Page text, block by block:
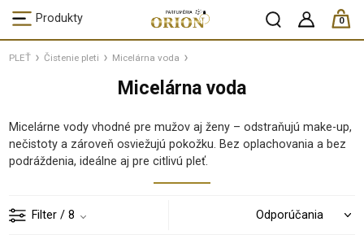
Produkty 0
ks /
PLEŤ Čistenie pleti Micelárna voda
Micelárna voda
Micelárne vody vhodné pre mužov aj ženy – odstraňujú make-up,
nečistoty a zároveň osviežujú pokožku. Bez oplachovania a bez
podráždenia, ideálne aj pre citlivú pleť.
Filter / 8